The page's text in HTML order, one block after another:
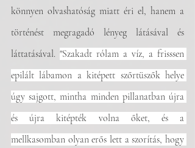
könnyen olvashatóság miatt éri el, hanem a
történést megragadó lényeg látásával és
láttatásával. "Szakadt rólam a víz, a frisssen
epilált lábamon a kitépett szőrtüszők helye
úgy sajgott, mintha minden pillanatban újra
és újra kitépték volna őket, és a
mellkasomban olyan erős lett a szorítás, hogy